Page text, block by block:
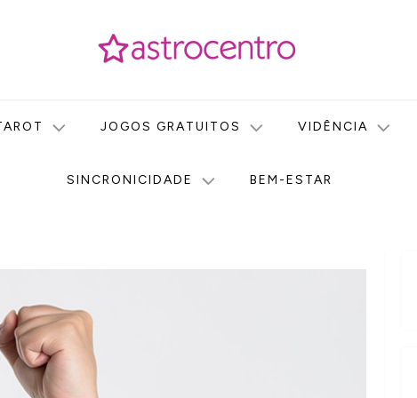
JOGOS GRATUITOS VIDÊNCIA
SINCRONICIDADE BEM-ESTAR